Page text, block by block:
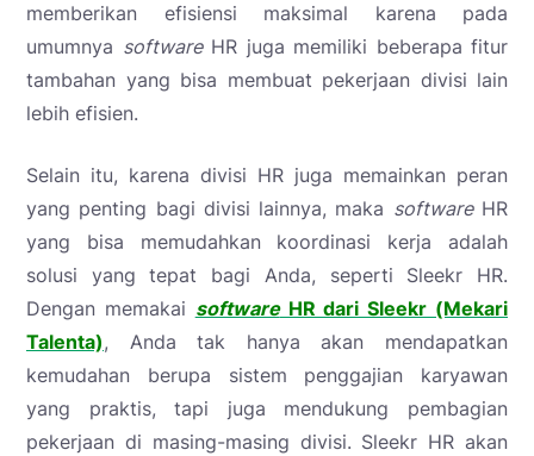
memberikan efisiensi maksimal karena pada
umumnya softwareHR juga memiliki beberapa fitur
tambahan yang bisa membuat pekerjaan divisi lain
lebih efisien.
Selain itu, karena divisi HR juga memainkan peran
yang penting bagi divisi lainnya, maka softwareHR
yang bisa memudahkan koordinasi kerja adalah
solusi yang tepat bagi Anda, seperti Sleekr HR.
Dengan memakai softwareHR dari Sleekr (Mekari
Talenta), Anda tak hanya akan mendapatkan
kemudahan berupa sistem penggajian karyawan
yang praktis, tapi juga mendukung pembagian
pekerjaan di masing-masing divisi. Sleekr HR akan